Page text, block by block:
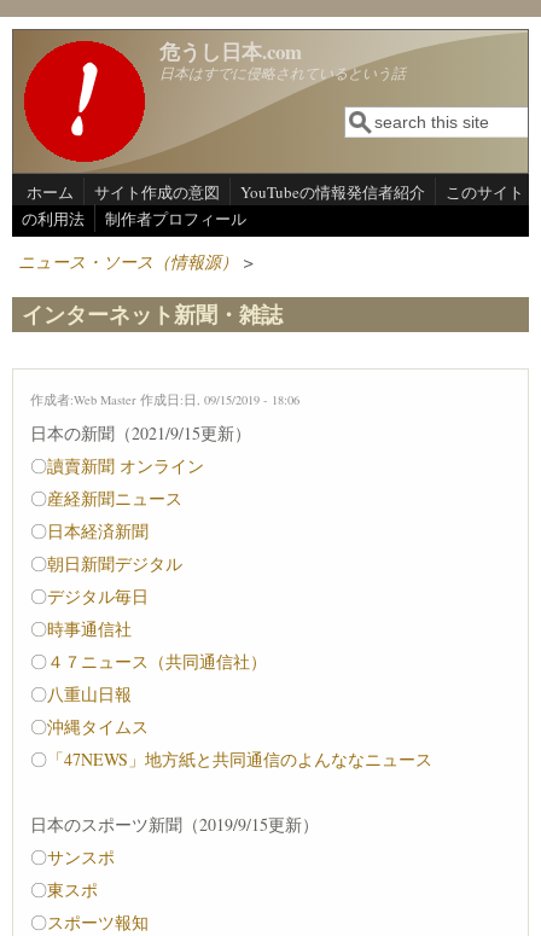
メインコンテンツに移動
危うし日本.com
日本はすでに侵略されているという話
検索フォーム
検索
ホーム サイト作成の意図 YouTubeの情報発信者紹介
このサイト
の利用法
制作者プロフィール
ニュース・ソース（情報源） >
インターネット新聞・雑誌
作成者:Web Master 作成日:日, 09/15/2019 - 18:06
日本の新聞（2021/9/15更新）
〇讀賣新聞 オンライン
〇産経新聞ニュース
〇日本経済新聞
〇朝日新聞デジタル
〇デジタル毎日
〇時事通信社
〇４７ニュース（共同通信社）
〇八重山日報
〇沖縄タイムス
〇 「47NEWS」地方紙と共同通信のよんななニュース
日本のスポーツ新聞（2019/9/15更新）
〇サンスポ
〇東スポ
〇スポーツ報知